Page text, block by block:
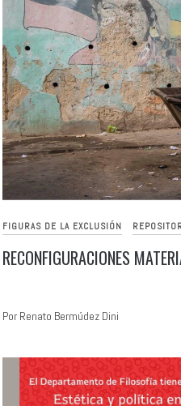
FIGURAS DE LA EXCLUSIÓN
RECONFIGURACIONES
Por Renato Bermúdez Dini